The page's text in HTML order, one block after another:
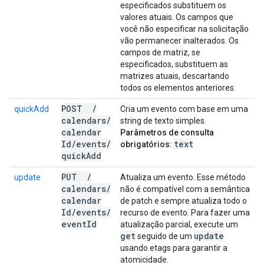
especificados substituem os
valores atuais. Os campos que
você não especificar na solicitação
vão permanecer inalterados. Os
campos de matriz, se
especificados, substituem as
matrizes atuais, descartando
todos os elementos anteriores.
quickAdd POST
/
calendars/
calendar
Id/events/
quickAdd
Cria um evento com base em uma
string de texto simples.
Parâmetros de consulta
obrigatórios: text
update PUT
/
calendars/
calendar
Id/events/
eventId
Atualiza um evento. Esse método
não é compatível com a semântica
de patch e sempre atualiza todo o
recurso de evento. Para fazer uma
atualização parcial, execute um
getseguido de um update
usando etags para garantir a
atomicidade.